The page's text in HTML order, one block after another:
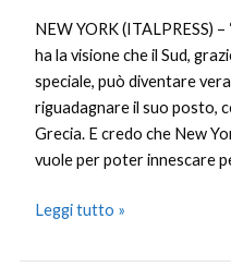
NEW YORK (ITALPRESS)
ha la visione che il Sud,
speciale, può diventare
riguadagnare il suo posto,
Grecia. E credo che New
vuole per poter innescare
Leggi tutto »